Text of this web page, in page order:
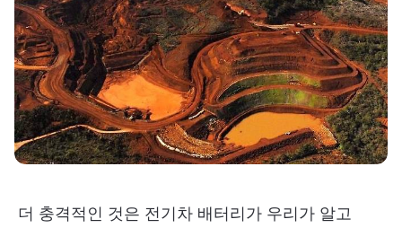
더 충격적인 것은 전기차 배터리가 우리가 알고